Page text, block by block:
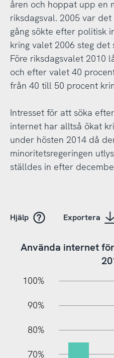
åren och hoppat upp en
riksdagsval. 2005 var
gång sökte efter politisk
kring valet 2006 steg
Före riksdagsvalet 2010
och efter valet 40
från 40 till 50 procent
Intresset för att söka
internet har alltså ökat
under hösten 2014 då
minoritetsregeringen
ställdes in efter
Hjälp Exportera
Använda internet
100%
90%
80%
70%